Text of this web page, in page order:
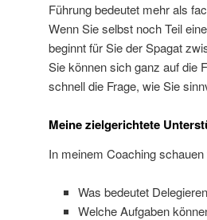
Führung bedeutet mehr als
Wenn Sie selbst noch Teil
beginnt für Sie der Spagat
Sie können sich ganz auf die
schnell die Frage, wie Sie
Meine zielgerichtete
In meinem Coaching
Was bedeutet
Welche Aufgaben